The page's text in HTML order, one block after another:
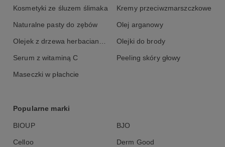
Skład INCI:
sucrose, butyrospermum parkii butter, rubus idaeus (raspberry)
prunus amygdalus dulcis oil, hydrogenated soybean oil, rubus
Kosmetyki ze śluzem ślimaka Kremy przeciwzmarszczkowe
Naturalne pasty do zębów Olej arganowy
Olejek z drzewa herbacianego Olejki do brody
Serum z witaminą C Peeling skóry głowy
Maseczki w płachcie
Popularne marki
BIOUP BJO
Celloo Derm Good